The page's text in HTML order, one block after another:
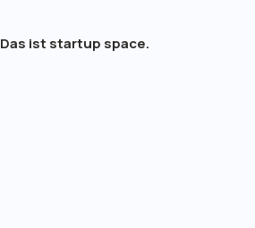
Das ist startup space.